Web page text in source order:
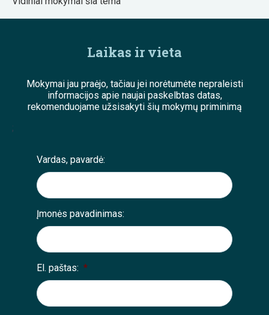
Laikas ir vieta
Mokymai jau praėjo, tačiau jei norėtumėte nepraleisti
informacijos apie naujai paskelbtas datas,
rekomenduojame užsisakyti šių mokymų priminimą
;
Vardas, pavardė:
Įmonės pavadinimas:
El. paštas: *